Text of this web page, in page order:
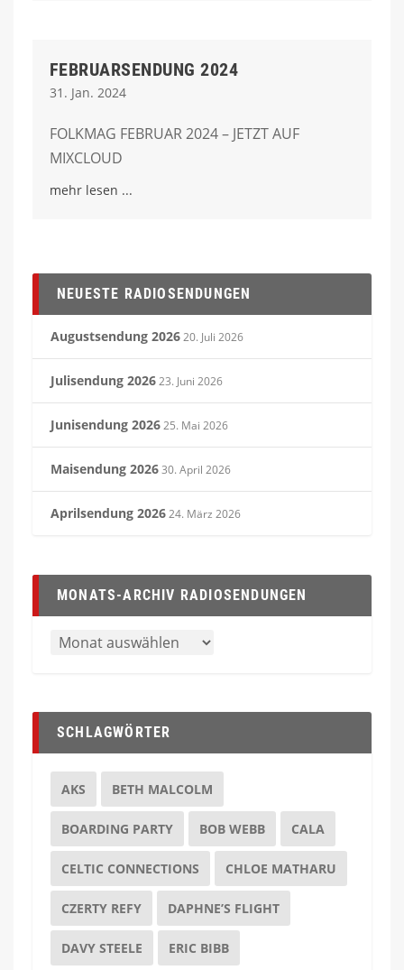
FEBRUARSENDUNG 2024
31. Jan. 2024
FOLKMAG FEBRUAR 2024 – JETZT AUF
MIXCLOUD
mehr lesen
NEUESTE RADIOSENDUNGEN
Augustsendung 202620. Juli 2026
Julisendung 202623. Juni 2026
Junisendung 202625. Mai 2026
Maisendung 202630. April 2026
Aprilsendung 202624. März 2026
MONATS-ARCHIV RADIOSENDUNGEN
SCHLAGWÖRTER
AKS BETH MALCOLM
BOARDING PARTY BOB WEBB CALA
CELTIC CONNECTIONS CHLOE MATHARU
CZERTY REFY DAPHNE’S FLIGHT
DAVY STEELE ERIC BIBB